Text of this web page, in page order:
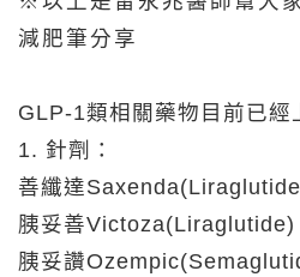
減肥筆分享
GLP-1類相關藥物目前已經
1. 針劑：
善纖達
胰妥善Victoza(Liraglutide)
胰妥讚